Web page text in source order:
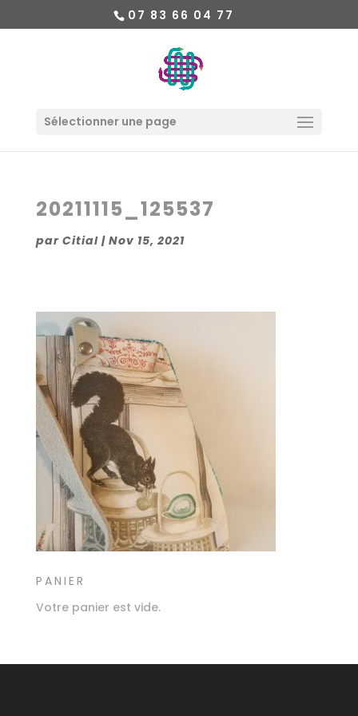
07 83 66 04 77
Sélectionner une page
20211115_125537
par Citial| Nov 15, 2021
PANIER
Votre panier est vide.